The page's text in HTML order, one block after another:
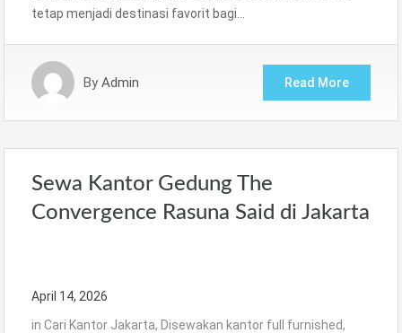
tetap menjadi destinasi favorit bagi…
By Admin Read More
Sewa Kantor Gedung The
Convergence Rasuna Said di Jakarta
April 14, 2026
in Cari Kantor Jakarta, Disewakan kantor full furnished,